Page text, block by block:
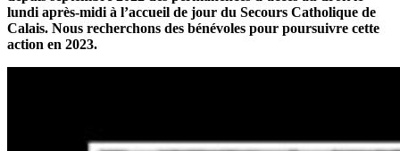
lundi après-midi à l’accueil de jour du Secours Catholique de
Calais. Nous recherchons des bénévoles pour poursuivre cette
action en 2023.